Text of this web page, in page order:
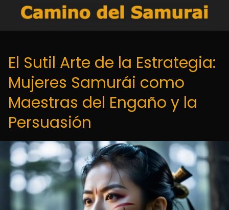
El Sutil Arte de la Estrategia:
Mujeres Samurái como
Maestras del Engaño y la
Persuasión